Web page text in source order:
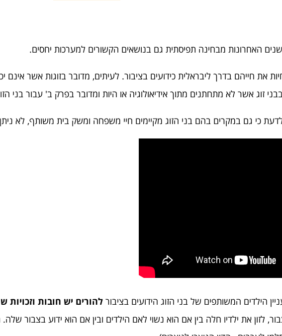
האחרונות מבחינה תפיסתית גם בנושאים הקשורים למערכות יחסים.
את חייהם בדרך ליבראלית כידועים בציבור. לעיתים, מדובר בזוגות אשר אינם
זוג אשר לא מתחתנים מתוך אידיאולוגיה או היות ומדובר בפרק ב' עבור בני
כי גם במקרים בהם בני הזוג מקיימים חיי משפחה ומשק בית משותף, לא ניתן
הילדים המשותפים של בני הזוג הידועים בציבורלהורים יש חובות וזכויות
לזון את ילדיו חלה בין אם הוא נשוי לאם הילדים ובין אם הוא ידוע בצבור